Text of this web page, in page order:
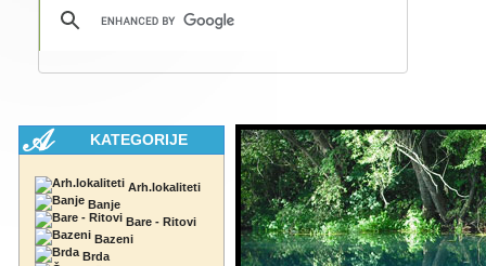
KATEGORIJE
Arh.lokaliteti
Banje
Bare - Ritovi
Bazeni
Brda